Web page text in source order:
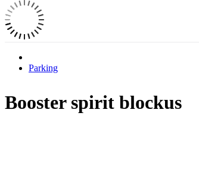
Parking
Booster spirit blockus